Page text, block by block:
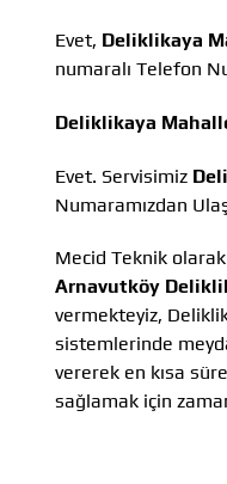
Evet, Deliklikaya
numaralı Telefon
Deliklikaya
Evet. Servisimiz
Numaramızdan
Mecid Teknik
Arnavutköy
vermekteyiz,
sistemlerinde
vererek en kısa
sağlamak için